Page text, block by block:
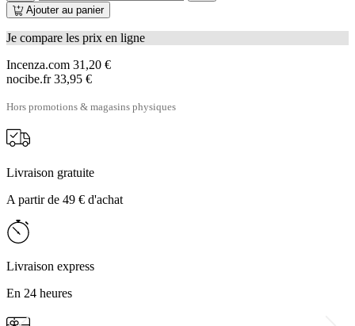
Ajouter au panier
Je compare les prix en ligne
Incenza.com 31,20 €
nocibe.fr 33,95 €
Hors promotions & magasins physiques
Livraison gratuite
A partir de 49 € d'achat
Livraison express
En 24 heures